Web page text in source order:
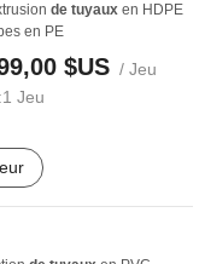
de tuyaux en HDPE
en PE
$US / Jeu
1 Jeu